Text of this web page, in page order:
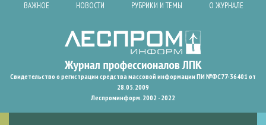
ВАЖНОЕ НОВОСТИ РУБРИКИ И ТЕМЫ О ЖУРНАЛЕ
Свидетельство о регистрации средства массовой информации ПИ №ФС77-36401 от
28.05.2009
Леспроминформ. 2002 - 2022